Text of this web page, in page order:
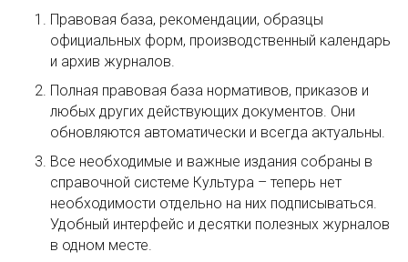
Правовая база, рекомендации, образцы
официальных форм, производственный календарь
и архив журналов.
Полная правовая база нормативов, приказов и
любых других действующих документов. Они
обновляются автоматически и всегда актуальны.
Все необходимые и важные издания собраны в
справочной системе Культура – теперь нет
необходимости отдельно на них подписываться.
Удобный интерфейс и десятки полезных журналов
в одном месте.